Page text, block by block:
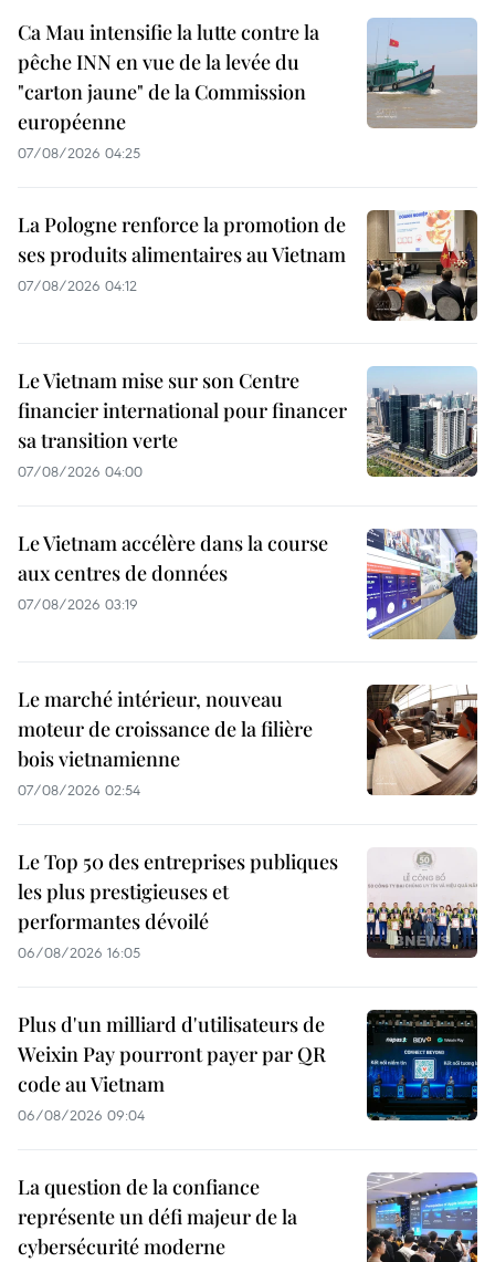
Ca Mau intensifie la lutte contre la
pêche INN en vue de la levée du
"carton jaune" de la Commission
européenne
07/08/2026 04:25
La Pologne renforce la promotion de
ses produits alimentaires au Vietnam
07/08/2026 04:12
Le Vietnam mise sur son Centre
financier international pour financer
sa transition verte
07/08/2026 04:00
Le Vietnam accélère dans la course
aux centres de données
07/08/2026 03:19
Le marché intérieur, nouveau
moteur de croissance de la filière
bois vietnamienne
07/08/2026 02:54
Le Top 50 des entreprises publiques
les plus prestigieuses et
performantes dévoilé
06/08/2026 16:05
Plus d'un milliard d'utilisateurs de
Weixin Pay pourront payer par QR
code au Vietnam
06/08/2026 09:04
La question de la confiance
représente un défi majeur de la
cybersécurité moderne